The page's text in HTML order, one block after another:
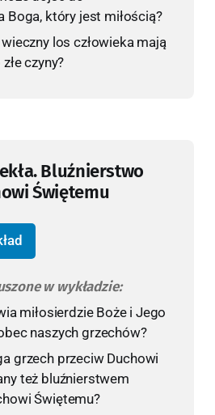
Boga, który jest miłością?
los człowieka mają
czyny?
Bluźnierstwo
Świętemu
w wykładzie:
miłosierdzie Boże i Jego
naszych grzechów?
grzech przeciw Duchowi
też bluźnierstwem
Świętemu?